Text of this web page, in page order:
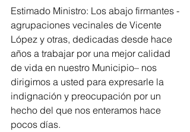
Estimado Ministro: Los abajo firmantes -
agrupaciones vecinales de Vicente
López y otras, dedicadas desde hace
años a trabajar por una mejor calidad
de vida en nuestro Municipio– nos
dirigimos a usted para expresarle la
indignación y preocupación por un
hecho del que nos enteramos hace
pocos días.